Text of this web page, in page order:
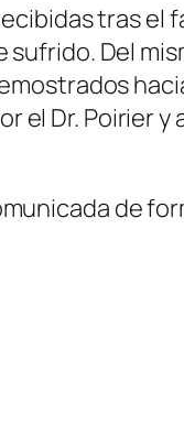
tras
Del
el Dr. Poirier
de